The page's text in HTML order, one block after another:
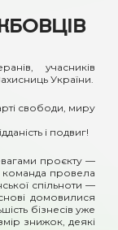
учасників
України.
свободи, миру
і подвиг!
проєкту —
команда провела
спільноти —
домовилися
бізнесів уже
знижок, деякі